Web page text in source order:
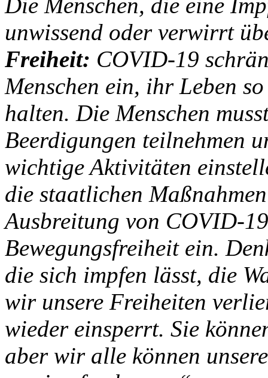
unwissend oder verwirrt
Freiheit: COVID-19
Menschen ein, ihr Leben
halten. Die Menschen
Beerdigungen teilnehmen
wichtige Aktivitäten
die staatlichen
Ausbreitung von COVID-
Bewegungsfreiheit ein.
die sich impfen lässt, die
wir unsere Freiheiten
wieder einsperrt. Sie
aber wir alle können